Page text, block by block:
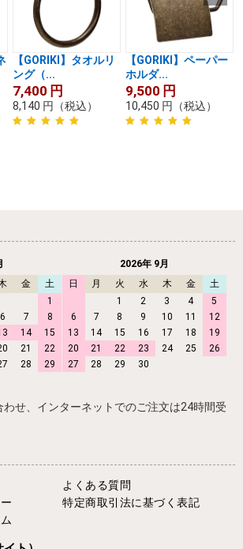
【GORIKI】タオルリ
ング（...
7,400 円
8,140 円 （税込）
【GORIKI】ペーパー
ホルダ...
9,500 円
10,450 円 （税込）
金
土
1
6 7
8
14
15
21
22
28
29
2026年 9月
日
月 火 水 木 金
土
1
2 3 4
5
6
7 8 9 10 11
12
13
14 15 16 17 18
19
20
21 22 23 24 25
26
27
28 29 30
せ、インターネットでのご注文は24時間受
よくある質問
特定商取引法に基づく表記